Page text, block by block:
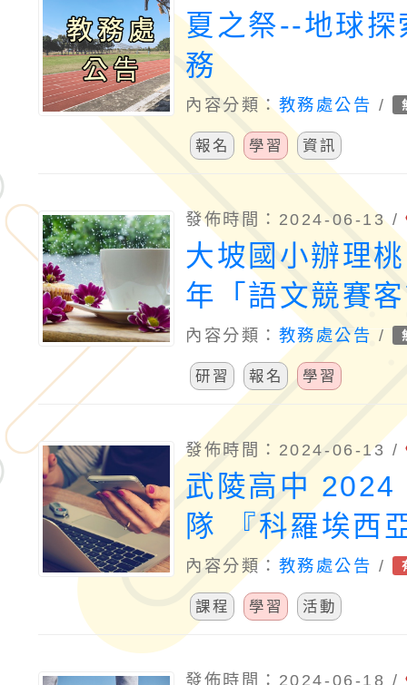
夏之祭--地球探
務
內容分類： 教務處公告 /
報名 學習 資訊
發佈時間：2024-06-13 /
大坡國小辦理
年「語文競賽
形組選手暑期
內容分類： 教務處公告 /
研習 報名 學習
發佈時間：2024-06-13 /
武陵高中 2024
隊 『科羅埃西
內容分類： 教務處公告 /
課程 學習 活動
發佈時間：2024-06-18 /